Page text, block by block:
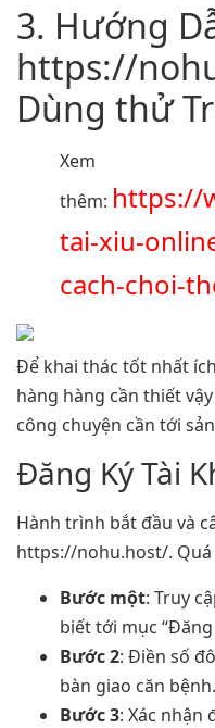
3. Hướng
https://
Dùng thử
Xem
thêm: https://
tai-xiu-
cach-choi-
Để khai thác tốt nhất
hàng hàng cần thiết
công chuyện cần tới
Đăng Ký Tài
Hành trình bắt đầu và
https://nohu.host/.
Bước một: Truy
biết tới mục “Đăng
Bước 2: Điền số
bàn giao căn bệnh.
Bước 3: Xác nhận